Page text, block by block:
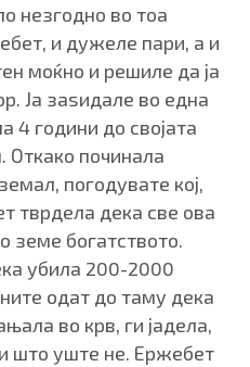
незгодно во тоа
и дужеле пари, а и
моќно и решиле да ја
Ја заѕидале во една
4 години до својата
Откако починала
погодувате кој,
тврдела дека све ова
земе богатството.
убила 200-2000
одат до таму дека
во крв, ги јадела,
што уште не. Ержебет